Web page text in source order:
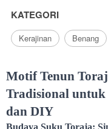
KATEGORI
Kerajinan Benang
Motif Tenun
Tradisional
dan DIY